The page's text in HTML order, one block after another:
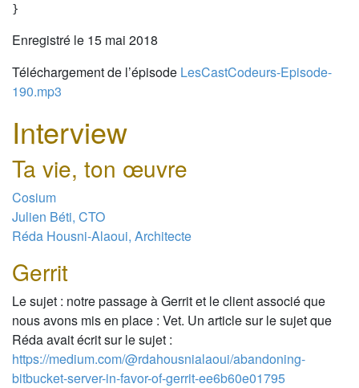
Enregistré le 15 mai 2018
Téléchargement de l’épisode LesCastCodeurs-Episode-
190.mp3
Interview
Ta vie, ton œuvre
Cosium
Julien Béti, CTO
Réda Housni-Alaoui, Architecte
Gerrit
Le sujet : notre passage à Gerrit et le client associé que
nous avons mis en place : Vet. Un article sur le sujet que
Réda avait écrit sur le sujet :
https://medium.com/@rdahousnialaoui/abandoning-
bitbucket-server-in-favor-of-gerrit-ee6b60e01795